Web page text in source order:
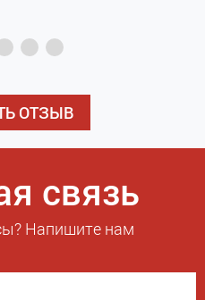
ОТЗЫВ
связь
Напишите нам